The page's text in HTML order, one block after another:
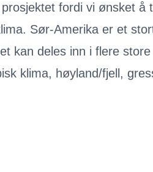
fordi vi ønsket å
Sør-Amerika er et
kan deles inn i flere
klima, høyland/fjell,